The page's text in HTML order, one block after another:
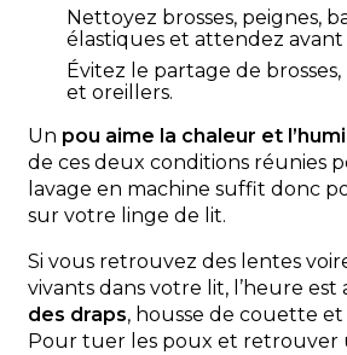
Nettoyez brosses, peignes,
élastiques et attendez avant
Évitez le partage de
et oreillers.
Un pou aime la chaleur et
de ces deux conditions réunies
lavage en machine suffit donc
sur votre linge de lit.
Si vous retrouvez des lentes
vivants dans votre lit, l’heure est
des draps, housse de couette et
Pour tuer les poux et retrouver